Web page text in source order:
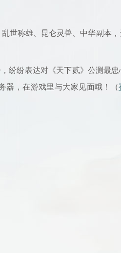
世称雄、昆仑灵兽、中华副本
纷表达对《天下贰》公测最忠
器，在游戏里与大家见面哦！（